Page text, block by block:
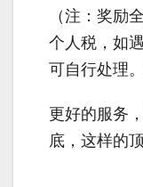
（注：奖励
个人税，如
可自行处理。
更好的服务
底，这样的